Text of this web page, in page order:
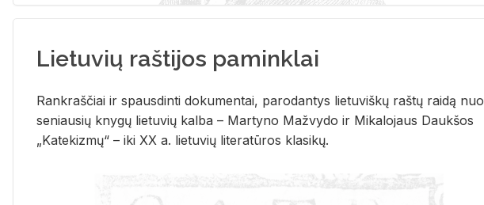
Lietuvių raštijos paminklai
Rank­raš­čiai ir spaus­din­ti do­ku­men­tai, pa­ro­dan­tys lie­tu­viš­kų raš­tų rai­dą nuo
se­niau­sių kny­gų lie­tu­vių kal­ba – Mar­ty­no Ma­žvy­do ir Mi­ka­lo­jaus Dauk­šos
„Ka­te­kiz­mų“ – iki XX a. lie­tu­vių li­te­ra­tū­ros kla­si­kų.